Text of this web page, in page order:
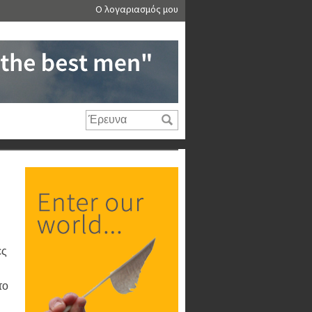
Ο λογαριασμός μου